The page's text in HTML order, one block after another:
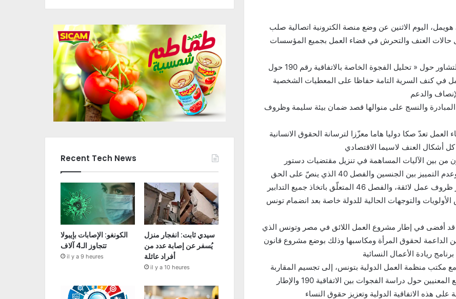
اليوم الاثنين عن وضع منصة الكترونية اتصالية صلب
حالات العنف والتحرش في فضاء العمل بجميع المؤسسات
وأكّدت الوزيرة، لدى افتتاحها أشغال الندوة الافتراضية للتشاور حول « تحليل الفجوة الخاصة بالاتفاقية رقم 190 حول
في كنف السرية التامة حفاظا على المعطيات الشخصية
والدعم
والنسج على منوالها قصد ضمان بيئة سليمة وظروف
في فضاء العمل تعدّ صكا دوليا هاما معزّزا لترسانة الحقوق الانسانية
أشكال العنف لاسيما الاقتصادي
أنّ مصادقة تونس على اتفاقية 190 ستكون من بين الآليات المساهمة في تنزيل مقتضيات دستور
الجمهورية الثانية وخاصة الفصل 21 المتعلّق بالمساواة وعدم التمييز بين الجنسين والفصل 40 الذي ينصّ على الحق
في العمل وضمانه على أساس الكفاءة والإنصاف وتوفير ظروف عمل لائقة، والفصل 46 المتعلّق باتخاذ جميع التدابير
والتوجهات الحالية للدولة خاصة بعد انضمام تونس
قد أفضى في إطار مشروع العمل اللائق في مصر وتونس الذي
ترسانة القوانين الداعمة لحقوق المرأة ومكاسبها وذلك بوضع مشروع قانون
ريادة الأعمال النسائية
مع مكتب منظمة العمل الدولية بتونس، إلى تجسيم المقاربة
التشاركية قصد خلق إطار من التشاور والتفاوض مع جميع المعنيين حول دراسة الفجوات بين الاتفاقية 190 والإطار
هذه الاتفاقية الدولية وتعزيز حقوق النساء
Recent Tech News
الكونغو: الإصابات بإيبولا
تتجاوز الـ4 آلاف
il y a 9 heures
سيدي ثابت: انفجار منزل
يُسفر عن إصابة عدد من
أفراد عائلة
il y a 10 heures